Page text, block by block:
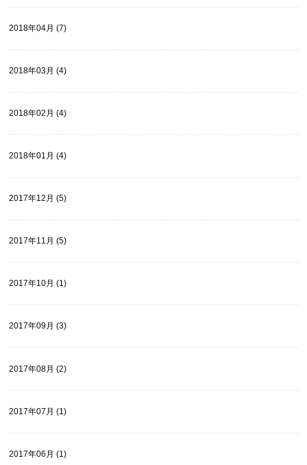
2018年04月 (7)
2018年03月 (4)
2018年02月 (4)
2018年01月 (4)
2017年12月 (5)
2017年11月 (5)
2017年10月 (1)
2017年09月 (3)
2017年08月 (2)
2017年07月 (1)
2017年06月 (1)